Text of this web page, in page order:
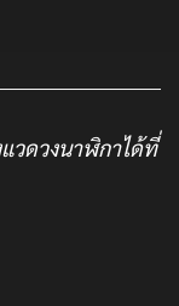
วดวงนาฬิกาได้ที่